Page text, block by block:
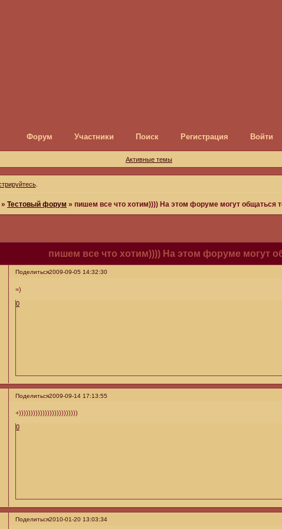
Форум Участники Поиск Регистрация Войти
Активные темы
.
»Тестовый форум »пишем все что хотим)))) На этом форуме могут общаться
пишем все что хотим)))) На этом форуме могут
Поделиться2009-09-05 14:32:30
=)
0
Поделиться2009-09-14 17:13:55
+)))))))))))))))))))))))))
0
Поделиться2010-01-20 13:03:34